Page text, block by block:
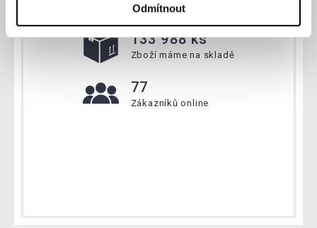
Odmítnout
133 988 ks
Zboží máme na skladě
77
Zákazníků online